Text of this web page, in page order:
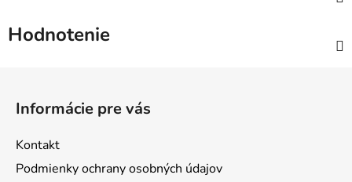
Hodnotenie
Informácie pre vás
Kontakt
Podmienky ochrany osobných údajov